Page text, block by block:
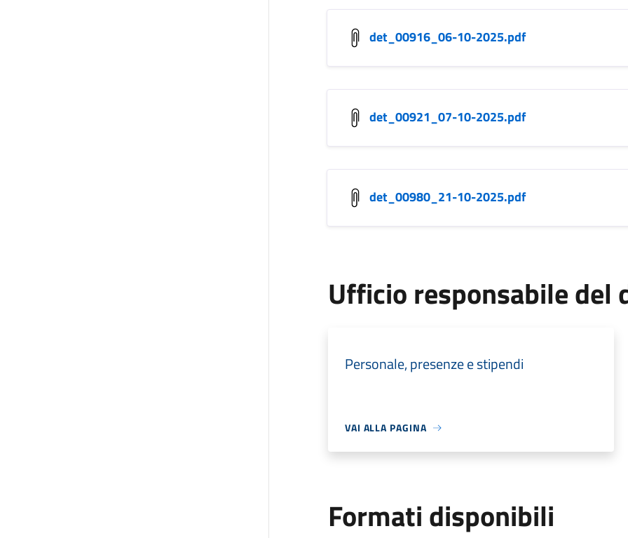
det_00916_06-10-2025.pdf
det_00921_07-10-2025.pdf
det_00980_21-10-2025.pdf
Ufficio responsabile del
Personale, presenze e stipendi
VAI ALLA PAGINA
Formati disponibili